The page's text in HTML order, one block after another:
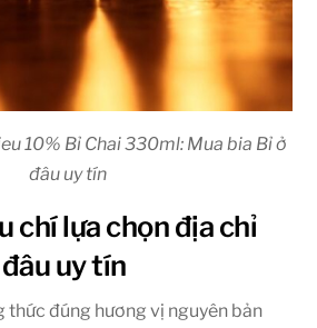
10% Bỉ Chai 330ml: Mua bia Bỉ ở
đâu uy tín
chí lựa chọn địa chỉ
uy tín
đúng hương vị nguyên bản